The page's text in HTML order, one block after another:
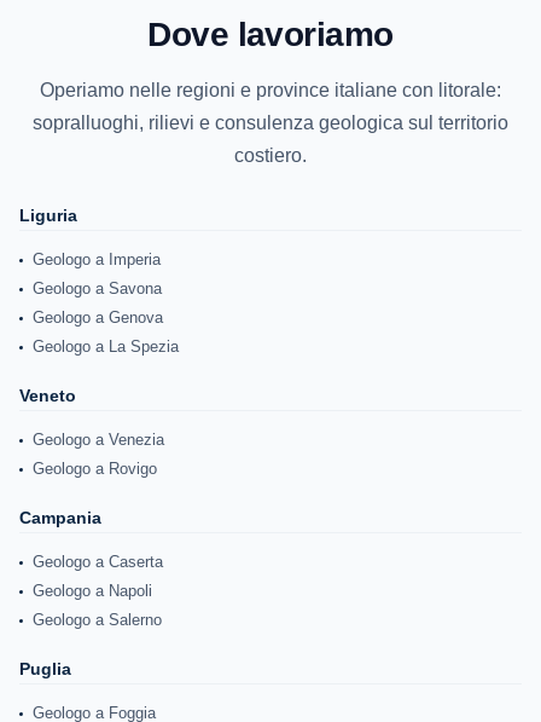
Dove lavoriamo
Operiamo nelle regioni e province italiane con litorale:
sopralluoghi, rilievi e consulenza geologica sul territorio
costiero.
Liguria
Geologo a Imperia
Geologo a Savona
Geologo a Genova
Geologo a La Spezia
Veneto
Geologo a Venezia
Geologo a Rovigo
Campania
Geologo a Caserta
Geologo a Napoli
Geologo a Salerno
Puglia
Geologo a Foggia